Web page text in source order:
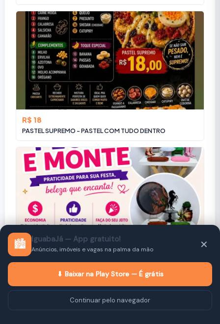
R$ 18
PASTEL SUPREMO - PASTEL COM TUDO DENTRO
Consulte
🏙️ IguabaJá — App gratuito!
Anúncios, imóveis e vagas na palma da mão ✕
⬇ Baixar na Play Store — É grátis
Continuar pelo navegador